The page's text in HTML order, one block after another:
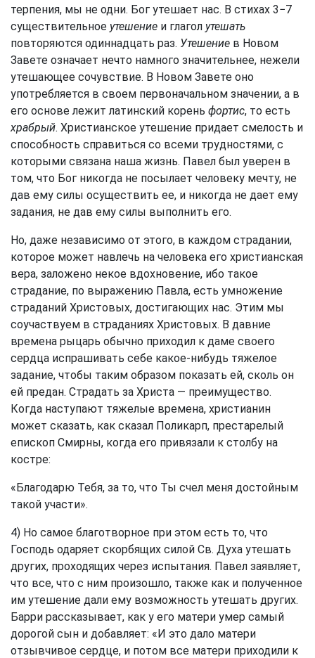
терпения, мы не одни. Бог утешает нас. В стихах 3−7
существительное утешение и глагол утешать
повторяются одиннадцать раз. Утешение в Новом
Завете означает нечто намного значительнее, нежели
утешающее сочувствие. В Новом Завете оно
употребляется в своем первоначальном значении, а в
его основе лежит латинский корень фортис, то есть
храбрый. Христианское утешение придает смелость и
способность справиться со всеми трудностями, с
которыми связана наша жизнь. Павел был уверен в
том, что Бог никогда не посылает человеку мечту, не
дав ему силы осуществить ее, и никогда не дает ему
задания, не дав ему силы выполнить его.
Но, даже независимо от этого, в каждом страдании,
которое может навлечь на человека его христианская
вера, заложено некое вдохновение, ибо такое
страдание, по выражению Павла, есть умножение
страданий Христовых, достигающих нас. Этим мы
соучаствуем в страданиях Христовых. В давние
времена рыцарь обычно приходил к даме своего
сердца испрашивать себе какое-нибудь тяжелое
задание, чтобы таким образом показать ей, сколь он
ей предан. Страдать за Христа — преимущество.
Когда наступают тяжелые времена, христианин
может сказать, как сказал Поликарп, престарелый
епископ Смирны, когда его привязали к столбу на
костре:
«Благодарю Тебя, за то, что Ты счел меня достойным
такой участи».
4) Но самое благотворное при этом есть то, что
Господь одаряет скорбящих силой Св. Духа утешать
других, проходящих через испытания. Павел заявляет,
что все, что с ним произошло, также как и полученное
им утешение дали ему возможность утешать других.
Барри рассказывает, как у его матери умер самый
дорогой сын и добавляет: «И это дало матери
отзывчивое сердце, и потом все матери приходили к